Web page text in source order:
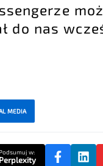
do nas
MEDIA
w:
Perplexity